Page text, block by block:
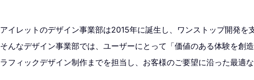
アイレットのデザイン事業部は2015年に誕生し、ワンストップ開発を
そんなデザイン事業部では、ユーザーにとって「価値のある体験を創
ラフィックデザイン制作までを担当し、お客様のご要望に沿った最適